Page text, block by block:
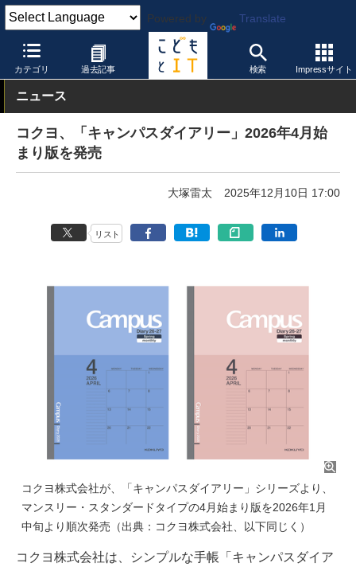
Powered by Translate
カテゴリ 過去記事 検索 Impressサイト
こどもとIT 製品・サービス
ニュース
コクヨ、「キャンパスダイアリー」2026年4月始
まり版を発売
大塚雷太 2025年12月10日 17:00
リスト
コクヨ株式会社が、「キャンパスダイアリー」シリーズより、
マンスリー・スタンダードタイプの4月始まり版を2026年1月
中旬より順次発売（出典：コクヨ株式会社、以下同じく）
コクヨ株式会社は、シンプルな手帳「キャンパスダイア